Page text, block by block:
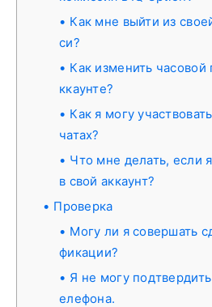
Как мне выйти из
си?
Как изменить часовой
ккаунте?
Как я могу
чатах?
Что мне делать, если
в свой аккаунт?
Проверка
Могу ли я совершать
фикации?
Я не могу
елефона.